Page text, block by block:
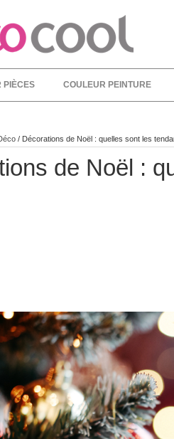
PIÈCES COULEUR PEINTURE
/ Décorations de Noël : quelles sont les
de Noël :